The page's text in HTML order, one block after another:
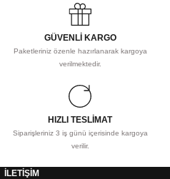
GÜVENLİ KARGO
Paketleriniz özenle hazırlanarak kargoya
verilmektedir.
HIZLI TESLİMAT
Siparişleriniz 3 iş günü içerisinde kargoya
verilir.
İLETİŞİM